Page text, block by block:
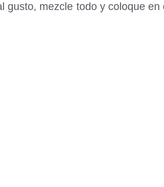
gusto, mezcle todo y coloque